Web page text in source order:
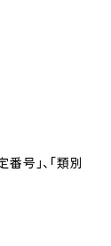
号」、「類別